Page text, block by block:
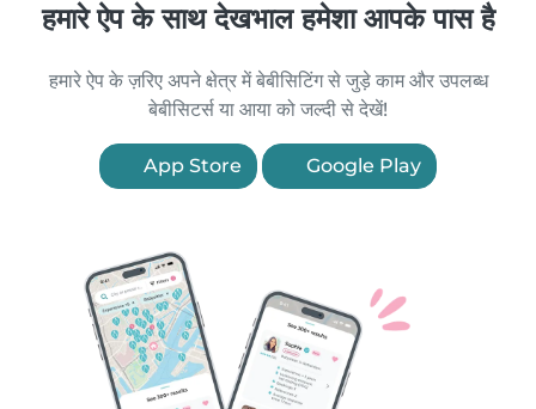
हमारे ऐप के साथ देखभाल हमेशा आपके पास है
हमारे ऐप के ज़रिए अपने क्षेत्र में बेबीसिटिंग से जुड़े काम और उपलब्ध
बेबीसिटर्स या आया को जल्दी से देखें!
App Store Google Play